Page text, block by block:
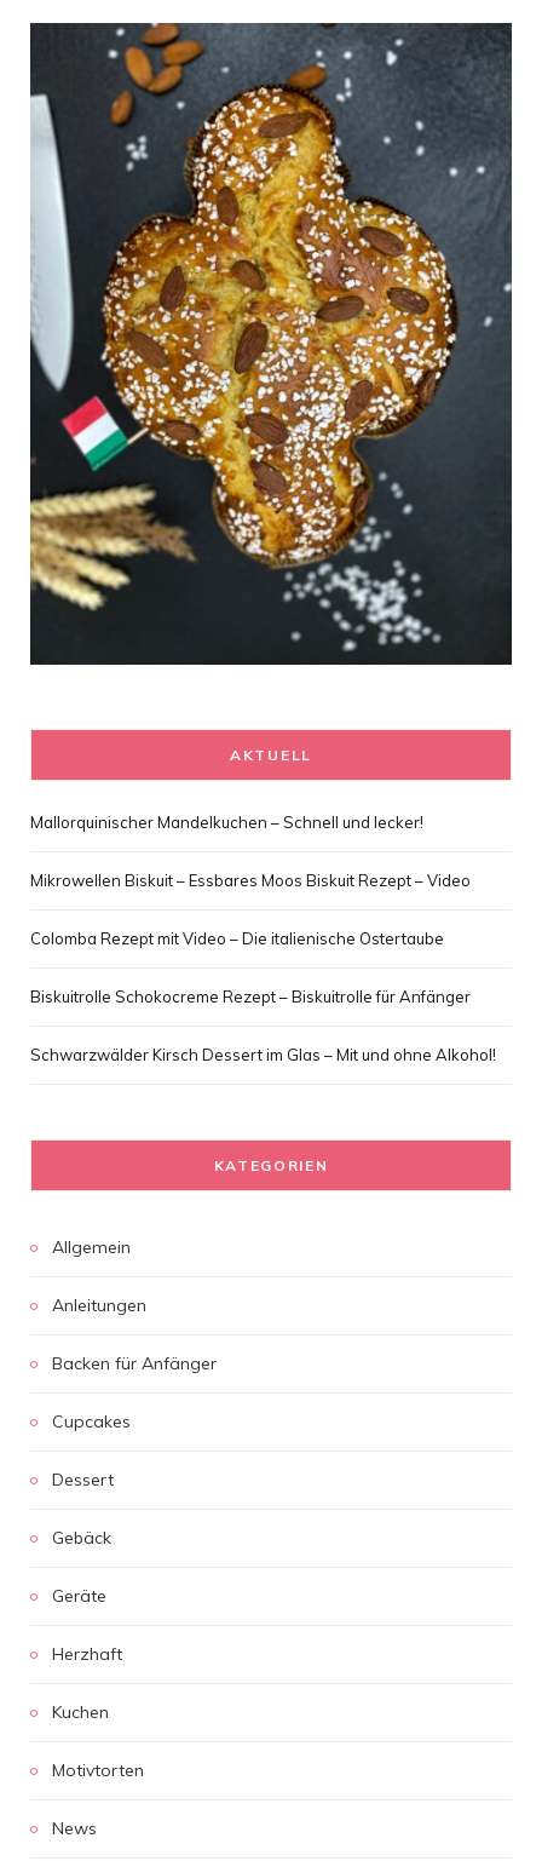
AKTUELL
Mallorquinischer Mandelkuchen – Schnell und lecker!
Mikrowellen Biskuit – Essbares Moos Biskuit Rezept – Video
Colomba Rezept mit Video – Die italienische Ostertaube
Biskuitrolle Schokocreme Rezept – Biskuitrolle für Anfänger
Schwarzwälder Kirsch Dessert im Glas – Mit und ohne Alkohol!
KATEGORIEN
Allgemein
Anleitungen
Backen für Anfänger
Cupcakes
Dessert
Gebäck
Geräte
Herzhaft
Kuchen
Motivtorten
News